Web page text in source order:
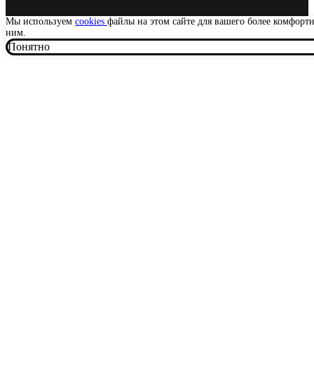
Мы используем cookies файлы на этом сайте для вашего более
ним.
Понятно